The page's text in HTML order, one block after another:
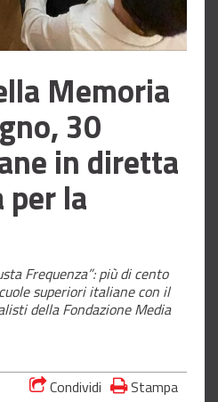
Memoria
30
in diretta
la
Frequenza”: più di cento
superiori italiane con il
della Fondazione Media
Condividi
Stampa